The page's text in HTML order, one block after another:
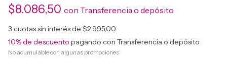
$8.086,50 con Transferencia o depósito
3 cuotas sin interés de $2.995,00
10% de descuento pagando con Transferencia o depósito
No acumulable con algunas promociones